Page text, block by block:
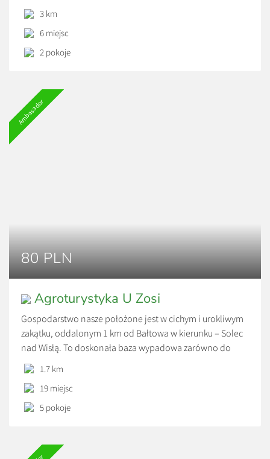
znajduje się zaledwie 3 km od Bałtowa, w otoczeniu
pięknych lasów i zielonych łąk.
3 km
6 miejsc
2 pokoje
Ambasador
80 PLN
Agroturystyka U Zosi
Gospodarstwo nasze położone jest w cichym i urokliwym
zakątku, oddalonym 1 km od Bałtowa w kierunku – Solec
nad Wisłą. To doskonała baza wypadowa zarówno do
wycieczek pieszych, rowerowych oraz kajakowych.
Gospodarstwo otoczone jest lasem, górami oraz
przepięknym przełomem rzeki Kamiennej wzdłuż którego
można podziwiać liczne wywierzyska. To raj dla osób,
1.7 km
19 miejsc
5 pokoje